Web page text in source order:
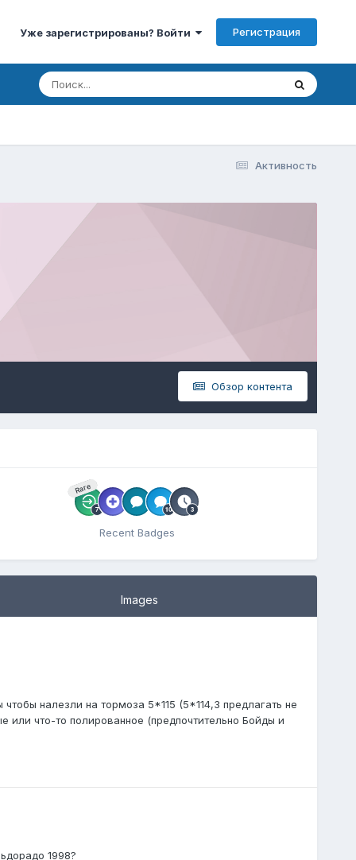
Уже зарегистрированы? Войти Регистрация
Активность
Обзор контента
Rare
Recent Badges
Images
налезли на тормоза 5*115 (5*114,3 предлагать не
или что-то полированное (предпочтительно Бойды и
1998?